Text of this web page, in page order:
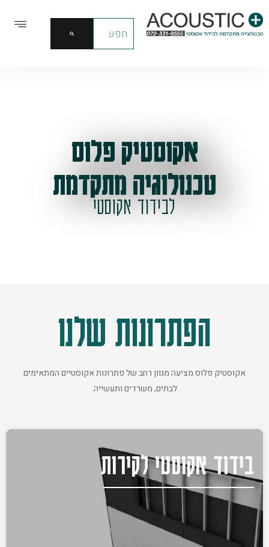
אקוסטיק פלוס
טכנולוגיה מתקדמת
לבידוד אקוסטי
הפתרונות שלנו
אקוסטיק פלוס מציעה מגוון רחב של פתרונות אקוסטיים המתאימים
לבתים, משרדים ותעשייה.
בידוד אקוסטי לקירות